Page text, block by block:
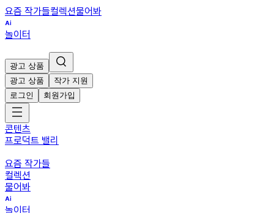
요즘 작가들컬렉션물어봐
놀이터
광고 상품
광고 상품
작가 지원
로그인
회원가입
콘텐츠
프로덕트 밸리
요즘 작가들
컬렉션
물어봐
놀이터